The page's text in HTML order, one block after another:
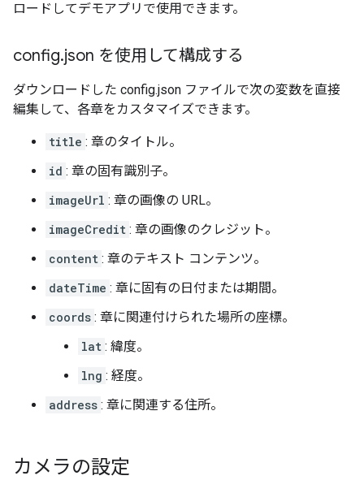
ロードしてデモアプリで使用できます。
config.json を使用して構成する
ダウンロードした config.json ファイルで次の変数を直接
編集して、各章をカスタマイズできます。
title : 章のタイトル。
id : 章の固有識別子。
imageUrl : 章の画像の URL。
imageCredit : 章の画像のクレジット。
content : 章のテキスト コンテンツ。
dateTime : 章に固有の日付または期間。
coords : 章に関連付けられた場所の座標。
lat : 緯度。
lng : 経度。
address : 章に関連する住所。
カメラの設定